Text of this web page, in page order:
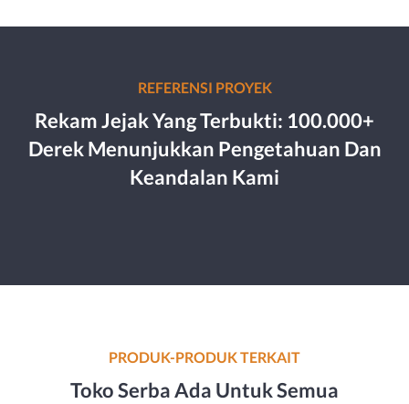
REFERENSI PROYEK
Rekam Jejak Yang Terbukti: 100.000+
Derek Menunjukkan Pengetahuan Dan
Keandalan Kami
PRODUK-PRODUK TERKAIT
Toko Serba Ada Untuk Semua